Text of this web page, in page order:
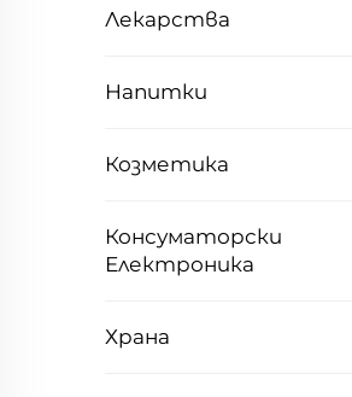
Лекарства
Напитки
Козметика
Консуматорски
Електроника
Храна